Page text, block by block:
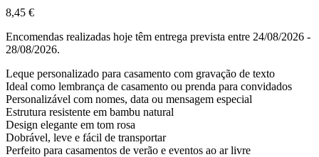
8,45 €
Encomendas realizadas hoje têm entrega prevista entre 24/08/2026 -
28/08/2026.
Leque personalizado para casamento com gravação de texto
Ideal como lembrança de casamento ou prenda para convidados
Personalizável com nomes, data ou mensagem especial
Estrutura resistente em bambu natural
Design elegante em tom rosa
Dobrável, leve e fácil de transportar
Perfeito para casamentos de verão e eventos ao ar livre